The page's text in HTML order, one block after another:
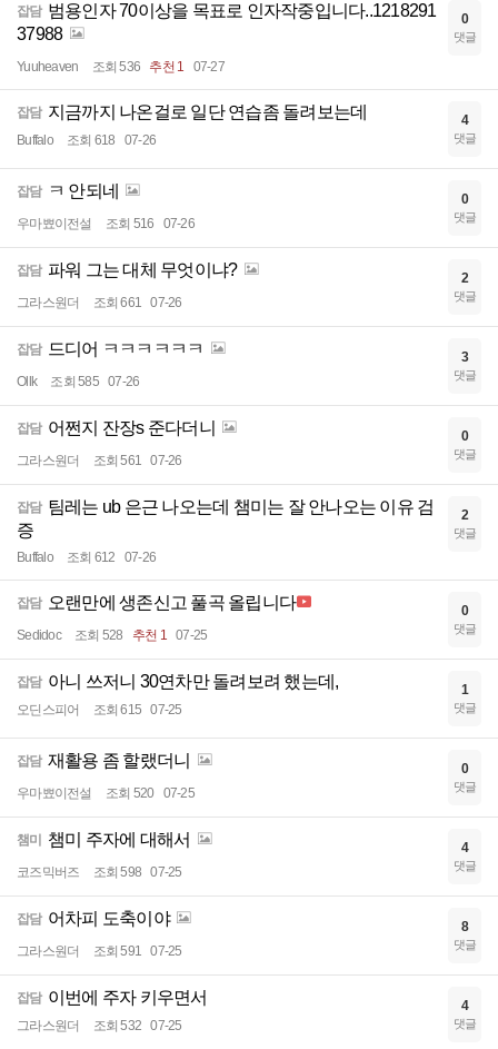
잡담 범용인자 70이상을 목표로 인자작중입니다..1218291
37988
Yuuheaven 조회 536 추천 1 07-27
0
댓글
잡담 지금까지 나온걸로 일단 연습좀 돌려보는데
Buffalo 조회 618 07-26
4
댓글
잡담 ㅋ 안되네
우마뾰이전설 조회 516 07-26
0
댓글
잡담 파워 그는 대체 무엇이냐?
그라스원더 조회 661 07-26
2
댓글
잡담 드디어 ㅋㅋㅋㅋㅋㅋ
Ollk 조회 585 07-26
3
댓글
잡담 어쩐지 잔장s 준다더니
그라스원더 조회 561 07-26
0
댓글
잡담 팀레는 ub 은근 나오는데 챔미는 잘 안나오는 이유 검
증
Buffalo 조회 612 07-26
2
댓글
잡담 오랜만에 생존신고 풀곡 올립니다
Sedidoc 조회 528 추천 1 07-25
0
댓글
잡담 아니 쓰저니 30연차만 돌려보려 했는데,
오딘스피어 조회 615 07-25
1
댓글
잡담 재활용 좀 할랬더니
우마뾰이전설 조회 520 07-25
0
댓글
챔미 챔미 주자에 대해서
코즈믹버즈 조회 598 07-25
4
댓글
잡담 어차피 도축이야
그라스원더 조회 591 07-25
8
댓글
잡담 이번에 주자 키우면서
그라스원더 조회 532 07-25
4
댓글